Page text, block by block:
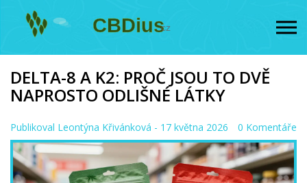
DELTA-8 A K2: PROČ JSOU TO DVĚ
NAPROSTO ODLIŠNÉ LÁTKY
Publikoval Leontýna Křivánková - 17 května 2026 0 Komentáře